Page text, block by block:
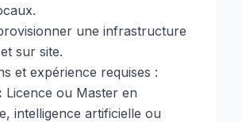
une infrastructure
sur site.
et expérience requises :
Licence ou Master en
intelligence artificielle ou